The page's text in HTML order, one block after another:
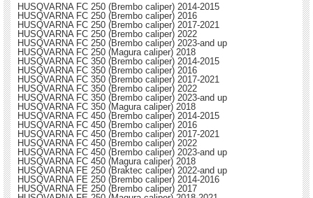
HUSQVARNA FC 250 (Brembo caliper) 2014-2015
HUSQVARNA FC 250 (Brembo caliper) 2016
HUSQVARNA FC 250 (Brembo caliper) 2017-2021
HUSQVARNA FC 250 (Brembo caliper) 2022
HUSQVARNA FC 250 (Brembo caliper) 2023-and up
HUSQVARNA FC 250 (Magura caliper) 2018
HUSQVARNA FC 350 (Brembo caliper) 2014-2015
HUSQVARNA FC 350 (Brembo caliper) 2016
HUSQVARNA FC 350 (Brembo caliper) 2017-2021
HUSQVARNA FC 350 (Brembo caliper) 2022
HUSQVARNA FC 350 (Brembo caliper) 2023-and up
HUSQVARNA FC 350 (Magura caliper) 2018
HUSQVARNA FC 450 (Brembo caliper) 2014-2015
HUSQVARNA FC 450 (Brembo caliper) 2016
HUSQVARNA FC 450 (Brembo caliper) 2017-2021
HUSQVARNA FC 450 (Brembo caliper) 2022
HUSQVARNA FC 450 (Brembo caliper) 2023-and up
HUSQVARNA FC 450 (Magura caliper) 2018
HUSQVARNA FE 250 (Braktec caliper) 2022-and up
HUSQVARNA FE 250 (Brembo caliper) 2014-2016
HUSQVARNA FE 250 (Brembo caliper) 2017